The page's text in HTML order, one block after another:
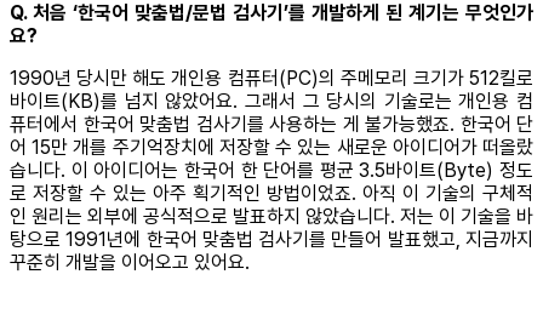
Q. 처음 ‘한국어 맞춤법/문법 검사기’를 개발하게 된 계기는 무엇인가
요?
1990년 당시만 해도 개인용 컴퓨터(PC)의 주메모리 크기가 512킬로
바이트(KB)를 넘지 않았어요. 그래서 그 당시의 기술로는 개인용 컴
퓨터에서 한국어 맞춤법 검사기를 사용하는 게 불가능했죠. 한국어 단
어 15만 개를 주기억장치에 저장할 수 있는 새로운 아이디어가 떠올랐
습니다. 이 아이디어는 한국어 한 단어를 평균 3.5바이트(Byte) 정도
로 저장할 수 있는 아주 획기적인 방법이었죠. 아직 이 기술의 구체적
인 원리는 외부에 공식적으로 발표하지 않았습니다. 저는 이 기술을 바
탕으로 1991년에 한국어 맞춤법 검사기를 만들어 발표했고, 지금까지
꾸준히 개발을 이어오고 있어요.